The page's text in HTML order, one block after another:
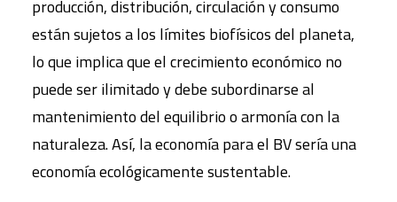
producción, distribución, circulación y consumo
están sujetos a los límites biofísicos del planeta,
lo que implica que el crecimiento económico no
puede ser ilimitado y debe subordinarse al
mantenimiento del equilibrio o armonía con la
naturaleza. Así, la economía para el BV sería una
economía ecológicamente sustentable.